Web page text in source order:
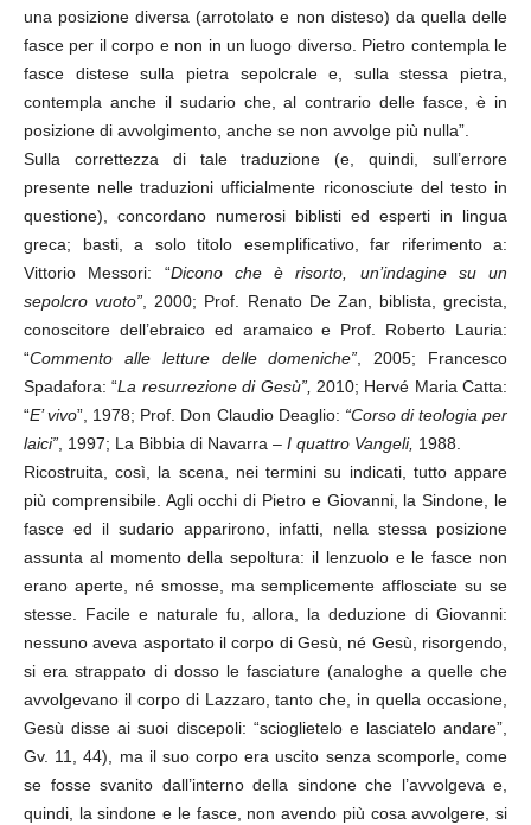
una posizione diversa (arrotolato e non disteso) da quella delle
fasce per il corpo e non in un luogo diverso. Pietro contempla le
fasce distese sulla pietra sepolcrale e, sulla stessa pietra,
contempla anche il sudario che, al contrario delle fasce, è in
posizione di avvolgimento, anche se non avvolge più nulla”.
Sulla correttezza di tale traduzione (e, quindi, sull’errore
presente nelle traduzioni ufficialmente riconosciute del testo in
questione), concordano numerosi biblisti ed esperti in lingua
greca; basti, a solo titolo esemplificativo, far riferimento a:
Vittorio Messori: “Dicono che è risorto, un’indagine su un
sepolcro vuoto”, 2000; Prof. Renato De Zan, biblista, grecista,
conoscitore dell’ebraico ed aramaico e Prof. Roberto Lauria:
“Commento alle letture delle domeniche”, 2005; Francesco
Spadafora: “La resurrezione di Gesù”, 2010; Hervé Maria Catta:
“E’ vivo”, 1978; Prof. Don Claudio Deaglio: “Corso di teologia per
laici”, 1997; La Bibbia di Navarra – I quattro Vangeli, 1988.
Ricostruita, così, la scena, nei termini su indicati, tutto appare
più comprensibile. Agli occhi di Pietro e Giovanni, la Sindone, le
fasce ed il sudario apparirono, infatti, nella stessa posizione
assunta al momento della sepoltura: il lenzuolo e le fasce non
erano aperte, né smosse, ma semplicemente afflosciate su se
stesse. Facile e naturale fu, allora, la deduzione di Giovanni:
nessuno aveva asportato il corpo di Gesù, né Gesù, risorgendo,
si era strappato di dosso le fasciature (analoghe a quelle che
avvolgevano il corpo di Lazzaro, tanto che, in quella occasione,
Gesù disse ai suoi discepoli: “scioglietelo e lasciatelo andare”,
Gv. 11, 44), ma il suo corpo era uscito senza scomporle, come
se fosse svanito dall’interno della sindone che l’avvolgeva e,
quindi, la sindone e le fasce, non avendo più cosa avvolgere, si